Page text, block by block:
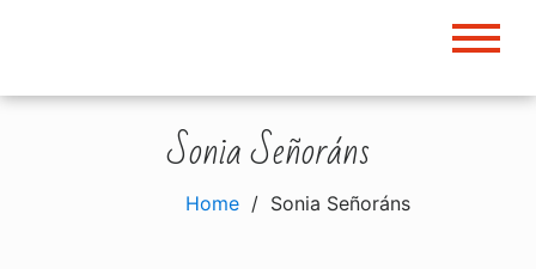
Sonia Señoráns
Home Sonia Señoráns